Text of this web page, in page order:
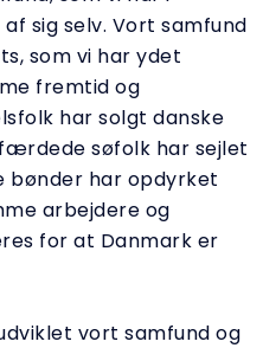
sig selv. Vort samfund
som vi har ydet
fremtid og
har solgt danske
søfolk har sejlet
bønder har opdyrket
arbejdere og
for at Danmark er
vort samfund og